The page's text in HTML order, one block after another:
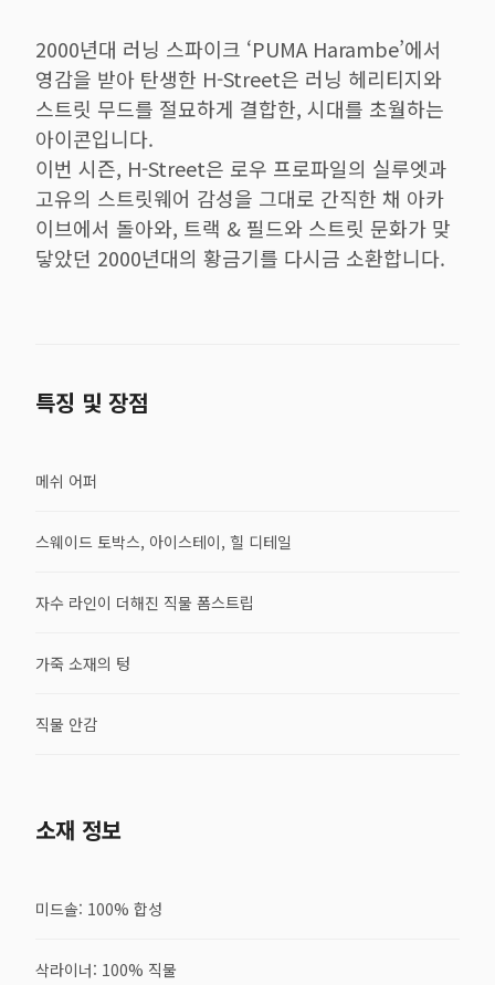
2000년대 러닝 스파이크 ‘PUMA Harambe’에서
영감을 받아 탄생한 H-Street은 러닝 헤리티지와
스트릿 무드를 절묘하게 결합한, 시대를 초월하는
아이콘입니다.
이번 시즌, H-Street은 로우 프로파일의 실루엣과
고유의 스트릿웨어 감성을 그대로 간직한 채 아카
이브에서 돌아와, 트랙 & 필드와 스트릿 문화가 맞
닿았던 2000년대의 황금기를 다시금 소환합니다.
특징 및 장점
메쉬 어퍼
스웨이드 토박스, 아이스테이, 힐 디테일
자수 라인이 더해진 직물 폼스트립
가죽 소재의 텅
직물 안감
소재 정보
미드솔: 100% 합성
삭라이너: 100% 직물